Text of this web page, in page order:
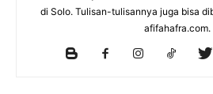
di Solo. Tulisan-tulisannya juga bisa
afifahafra.com.